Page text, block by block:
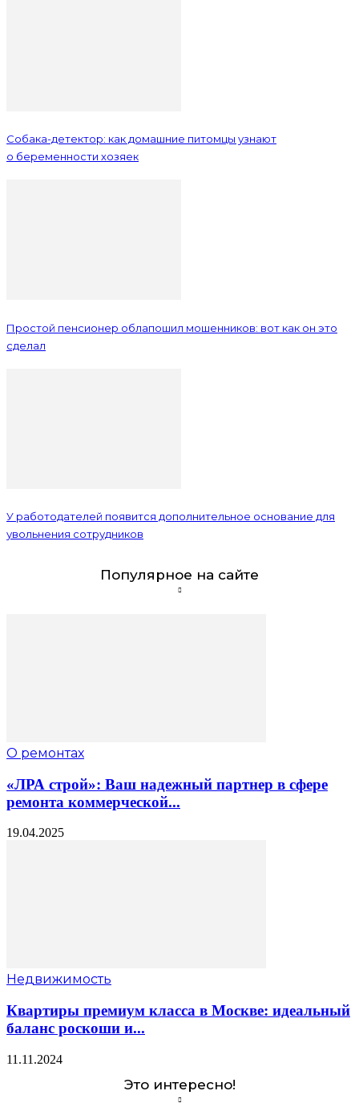
Собака-детектор: как домашние питомцы узнают
о беременности хозяек
Простой пенсионер облапошил мошенников: вот как он это
сделал
У работодателей появится дополнительное основание для
увольнения сотрудников
Популярное на сайте
О ремонтах
«ЛРА строй»: Ваш надежный партнер в сфере
ремонта коммерческой...
19.04.2025
Недвижимость
Квартиры премиум класса в Москве: идеальный
баланс роскоши и...
11.11.2024
Это интересно!